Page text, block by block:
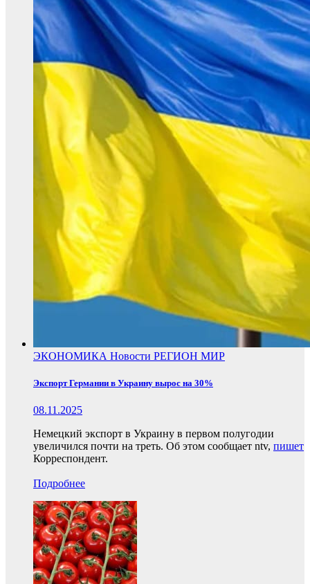
ЭКОНОМИКА Новости РЕГИОН МИР
Экспорт Германии в Украину вырос на 30%
08.11.2025
Немецкий экспорт в Украину в первом полугодии
увеличился почти на треть. Об этом сообщает ntv, пишет
Корреспондент.
Подробнее